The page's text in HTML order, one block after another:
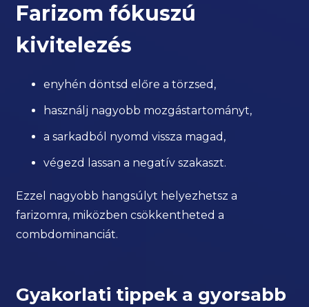
Farizom fókuszú
kivitelezés
enyhén döntsd előre a törzsed,
használj nagyobb mozgástartományt,
a sarkadból nyomd vissza magad,
végezd lassan a negatív szakaszt.
Ezzel nagyobb hangsúlyt helyezhetsz a
farizomra, miközben csökkentheted a
combdominanciát.
Gyakorlati tippek a gyorsabb